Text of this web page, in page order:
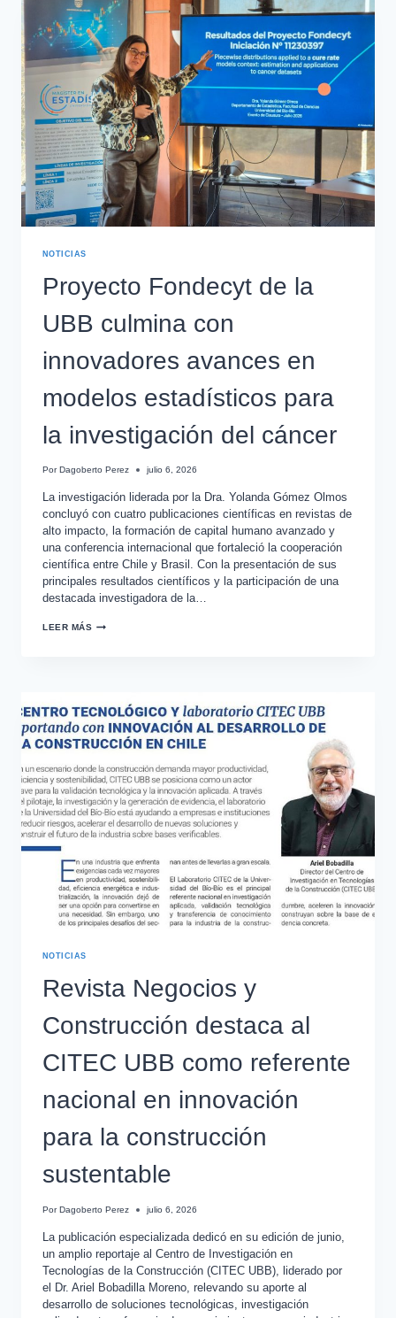
NOTICIAS
Proyecto Fondecyt de la
UBB culmina con
innovadores avances en
modelos estadísticos para
la investigación del cáncer
Por Dagoberto Perez julio 6, 2026
La investigación liderada por la Dra. Yolanda Gómez Olmos
concluyó con cuatro publicaciones científicas en revistas de
alto impacto, la formación de capital humano avanzado y
una conferencia internacional que fortaleció la cooperación
científica entre Chile y Brasil. Con la presentación de sus
principales resultados científicos y la participación de una
destacada investigadora de la…
LEER MÁS
NOTICIAS
Revista Negocios y
Construcción destaca al
CITEC UBB como referente
nacional en innovación
para la construcción
sustentable
Por Dagoberto Perez julio 6, 2026
La publicación especializada dedicó en su edición de junio,
un amplio reportaje al Centro de Investigación en
Tecnologías de la Construcción (CITEC UBB), liderado por
el Dr. Ariel Bobadilla Moreno, relevando su aporte al
desarrollo de soluciones tecnológicas, investigación